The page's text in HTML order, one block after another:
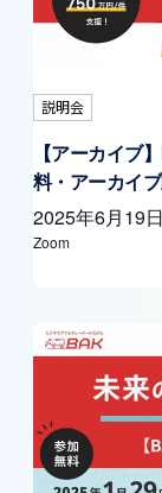
説明会
【アーカイブ
料・アーカイ
2025年6月19日
Zoom